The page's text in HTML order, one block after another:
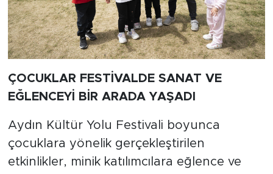
ÇOCUKLAR FESTİVALDE SANAT VE
EĞLENCEYİ BİR ARADA YAŞADI
Aydın Kültür Yolu Festivali boyunca
çocuklara yönelik gerçekleştirilen
etkinlikler, minik katılımcılara eğlence ve